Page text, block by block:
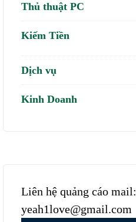
Thủ thuật PC
Kiếm Tiền
Dịch vụ
Kinh Doanh
Liên hệ quảng cáo mail:
yeah1love@gmail.com